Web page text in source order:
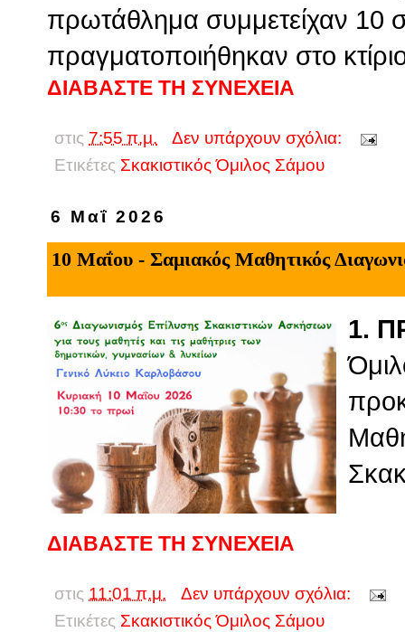
πρωτάθλημα συμμετείχαν 10
πραγματοποιήθηκαν στο
ΔΙΑΒΑΣΤΕ ΤΗ ΣΥΝΕΧΕΙΑ
στις 7:55 π.μ.
Δεν υπάρχουν σχόλια:
Ετικέτες Σκακιστικός Όμιλος Σάμου
6 Μαΐ 2026
10 Μαΐου - Σαμιακός Μαθητικός
1.
ΔΙΑΒΑΣΤΕ ΤΗ ΣΥΝΕΧΕΙΑ
στις 11:01 π.μ.
Δεν υπάρχουν σχόλια:
Ετικέτες Σκακιστικός Όμιλος Σάμου